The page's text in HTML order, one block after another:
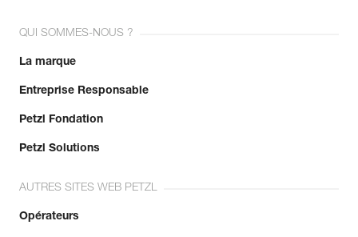
QUI SOMMES-NOUS ?
La marque
Entreprise Responsable
Petzl Fondation
Petzl Solutions
AUTRES SITES WEB PETZL
Opérateurs